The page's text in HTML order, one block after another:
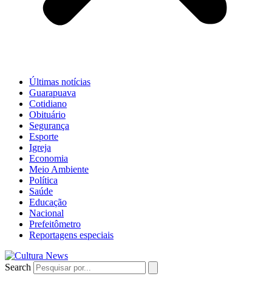
Últimas notícias
Guarapuava
Cotidiano
Obituário
Segurança
Esporte
Igreja
Economia
Meio Ambiente
Política
Saúde
Educação
Nacional
Prefeitômetro
Reportagens especiais
Search